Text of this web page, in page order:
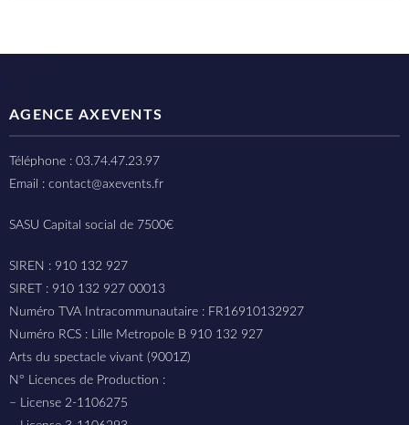
AGENCE AXEVENTS
Téléphone : 03.74.47.23.97
Email : contact@axevents.fr
SASU Capital social de 7500€
SIREN : 910 132 927
SIRET : 910 132 927 00013
Numéro TVA Intracommunautaire : FR16910132927
Numéro RCS : Lille Metropole B 910 132 927
Arts du spectacle vivant (9001Z)
N° Licences de Production :
– License 2-1106275